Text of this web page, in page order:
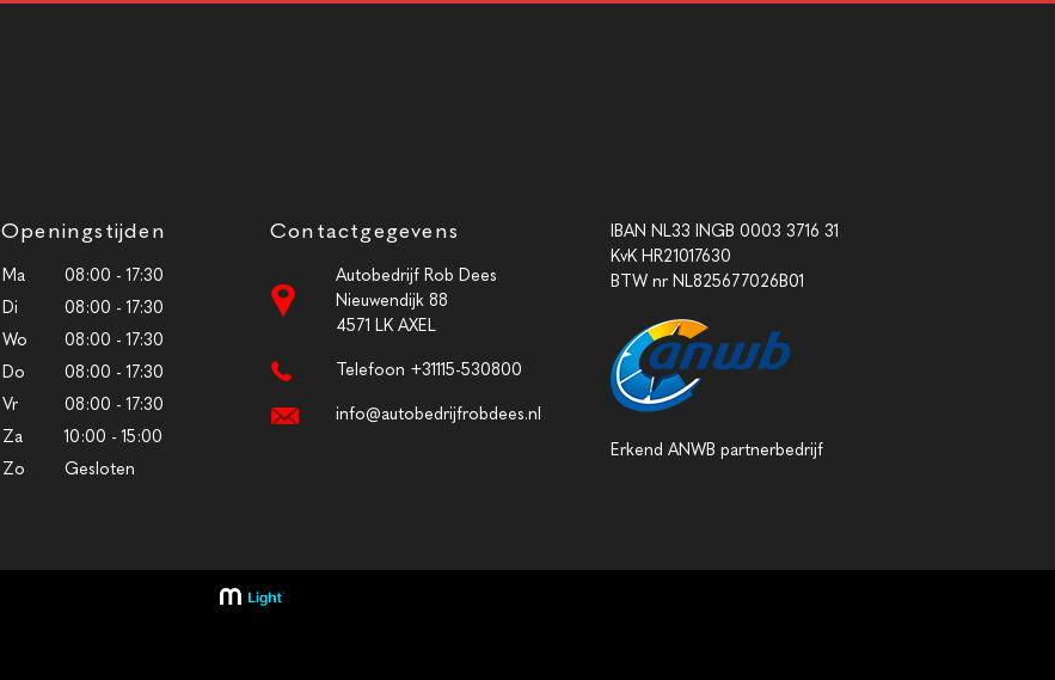
Openingstijden
Ma
08:00 - 17:30
Di
08:00 - 17:30
Wo
08:00 - 17:30
Do
08:00 - 17:30
Vr
08:00 - 17:30
Za
10:00 - 15:00
Zo
Gesloten
Contactgegevens
Autobedrijf Rob Dees
Nieuwendijk 88
4571 LK AXEL
Telefoon +31115-530800
info@autobedrijfrobdees.nl
IBAN NL33 INGB 0003 3716 31
KvK HR21017630
BTW nr NL825677026B01
Erkend ANWB partnerbedrijf